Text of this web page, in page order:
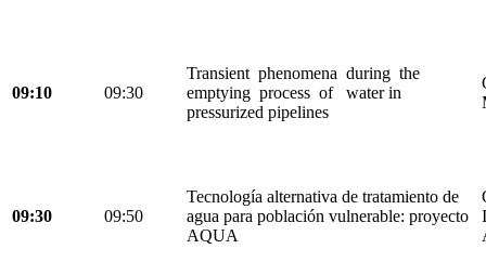
09:10 09:30
Transient phenomena during the
emptying process of water in
pressurized pipelines
09:30 09:50
Tecnología alternativa de tratamiento de
agua para población vulnerable: proyecto
AQUA